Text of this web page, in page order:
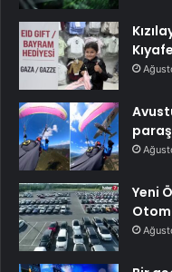
Yeni